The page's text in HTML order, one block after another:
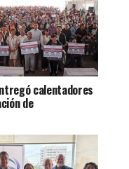
calentadores
de